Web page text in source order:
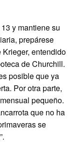
y mantiene su
prepárese
entendido
de Churchill.
posible que ya
Por otra parte,
pequeño.
que no ha
se